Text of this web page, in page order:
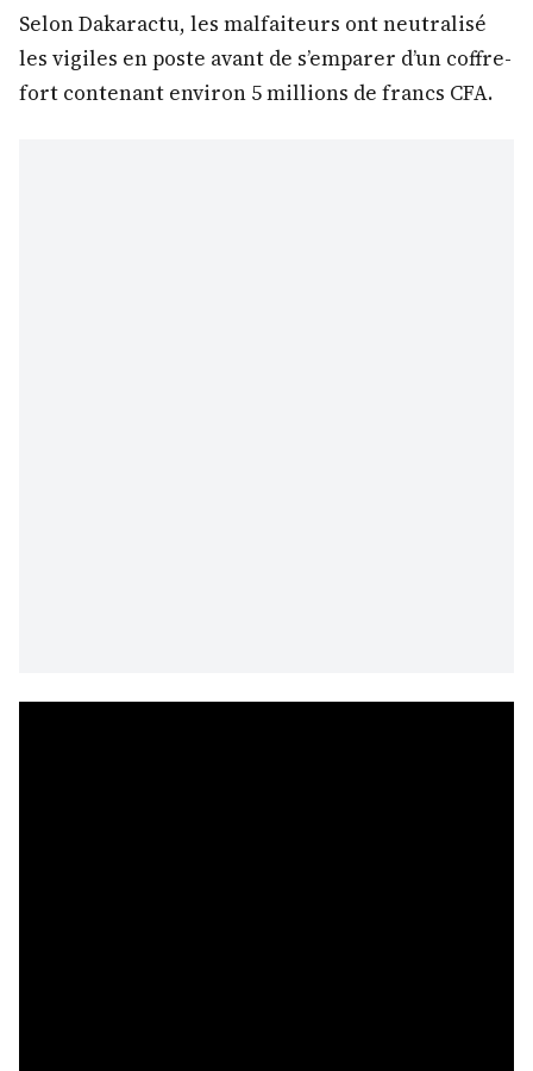
Selon Dakaractu, les malfaiteurs ont neutralisé
les vigiles en poste avant de s’emparer d’un coffre-
fort contenant environ 5 millions de francs CFA.